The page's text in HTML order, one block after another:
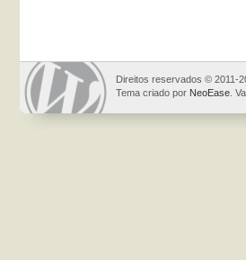
Direitos reservados © 2011-
Tema criado por NeoEase .